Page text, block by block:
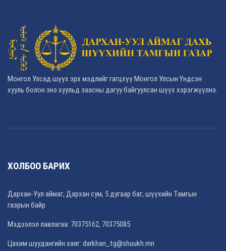
Монгол Улсад шүүх эрх мэдлийг гагцхүү Монгол Улсын Үндсэн
хууль болон энэ хуульд заасны дагуу байгуулсан шүүх хэрэгжүүлнэ.
ХОЛБОО БАРИХ
Дархан-Уул аймаг, Дархан сум, 5 дугаар баг, шүүхийн Тамгын
газрын байр
Мэдээлэл лавлагаа: 70375162, 70375085
Цахим шуудангийн хаяг: darkhan_tg@shuukh.mn